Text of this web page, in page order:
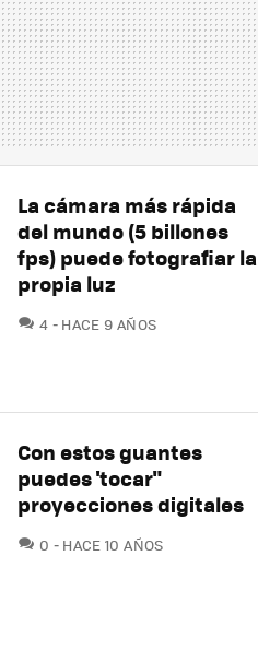
La cámara más rápida
del mundo (5 billones
fps) puede fotografiar la
propia luz
4 COMENTARIOS
HACE 9 AÑOS
Con estos guantes
puedes 'tocar"
proyecciones digitales
0 COMENTARIOS
HACE 10 AÑOS